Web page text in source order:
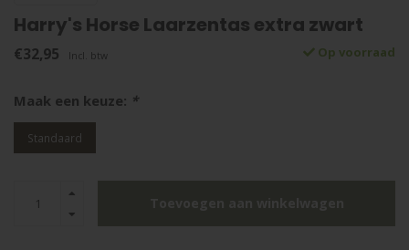
Harry's Horse Laarzentas extra zwart
€32,95 Incl. btw Op voorraad
Maak een keuze: *
Standaard